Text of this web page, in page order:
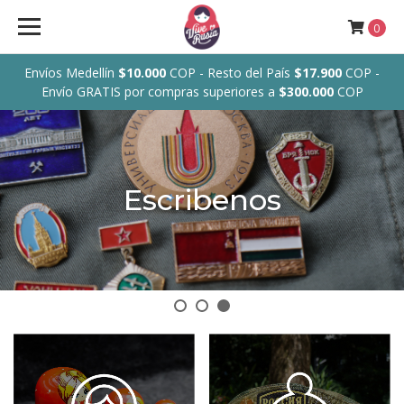
Envíos Medellín $10.000 COP - Resto del País $17.900 COP -
Envío GRATIS por compras superiores a $300.000COP
0
Escribenos